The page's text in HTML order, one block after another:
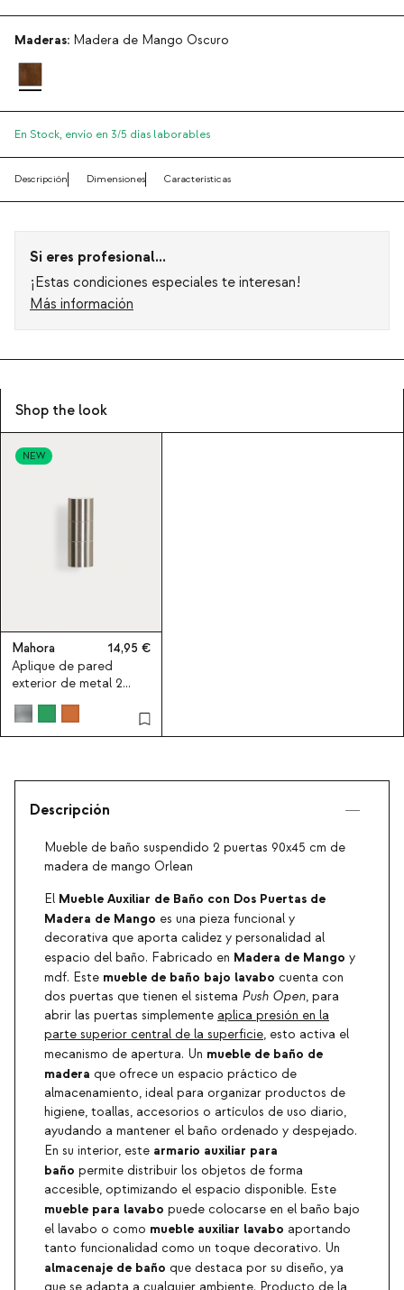
Maderas: Madera de Mango Oscuro
En Stock, envío en 3/5 días laborables
Descripción Dimensiones Características
Si eres profesional...
¡Estas condiciones especiales te interesan!
Más información
Shop the look
NEW
Mahora
14,95
Aplique de pared
exterior de metal 2
puntos de luz Mahora
Descripción
Mueble de baño suspendido 2 puertas 90x45 cm de
madera de mango Orlean
El Mueble Auxiliar de Baño con Dos Puertas de
Madera de Mango es una pieza funcional y
decorativa que aporta calidez y personalidad al
espacio del baño. Fabricado en Madera de Mango y
mdf. Este mueble de baño bajo lavabo cuenta con
dos puertas que tienen el sistema Push Open, para
abrir las puertas simplemente aplica presión en la
parte superior central de la superficie, esto activa el
mecanismo de apertura. Un mueble de baño de
madera que ofrece un espacio práctico de
almacenamiento, ideal para organizar productos de
higiene, toallas, accesorios o artículos de uso diario,
ayudando a mantener el baño ordenado y despejado.
En su interior, este armario auxiliar para
baño permite distribuir los objetos de forma
accesible, optimizando el espacio disponible. Este
mueble para lavabo puede colocarse en el baño bajo
el lavabo o como mueble auxiliar lavabo aportando
tanto funcionalidad como un toque decorativo. Un
almacenaje de baño que destaca por su diseño, ya